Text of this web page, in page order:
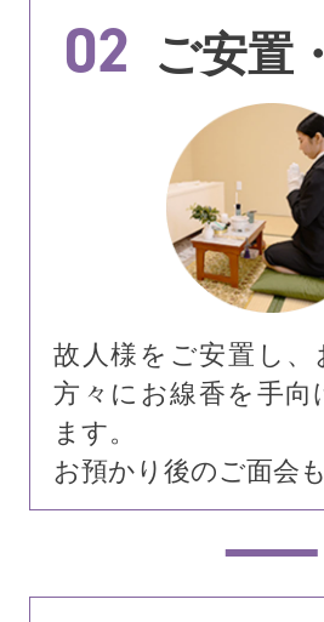
02 ご安置
故人様をご安置し、
方々にお線香を手向
ます。
お預かり後のご面会